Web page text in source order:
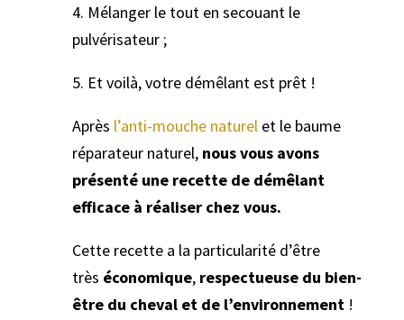
4. Mélanger le tout en secouant le
pulvérisateur ;
5. Et voilà, votre démêlant est prêt !
Après l’anti-mouche naturel et le baume
réparateur naturel, nous vous avons
présenté une recette de démêlant
efficace à réaliser chez vous.
Cette recette a la particularité d’être
très économique, respectueuse du bien-
être du cheval et de l’environnement !